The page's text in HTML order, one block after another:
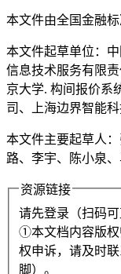
本文件由全国金融
本文件起草单位：
信息技术服务有限
京大学. 构间报价系
司、上海边界智能
本文件主要起草人
路、李宇、陈小泉
资源链接
请先登录（扫码可
①本文档内容版权
权申诉，请及时
脚）。